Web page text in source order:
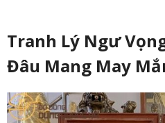
Tranh Lý Ngư
Đâu Mang May